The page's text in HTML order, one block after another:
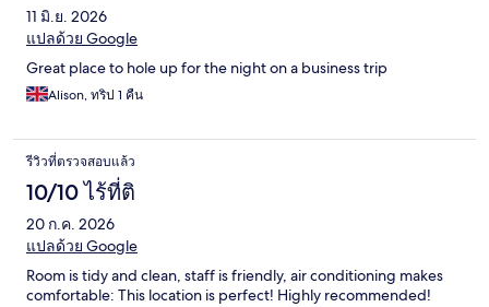
11 มิ.ย. 2026
แปลด้วย Google
Great place to hole up for the night on a business trip
Alison, ทริป 1 คืน
รีวิวที่ตรวจสอบแล้ว
10/10 ไร้ที่ติ
20 ก.ค. 2026
แปลด้วย Google
Room is tidy and clean, staff is friendly, air conditioning makes
comfortable: This location is perfect! Highly recommended!